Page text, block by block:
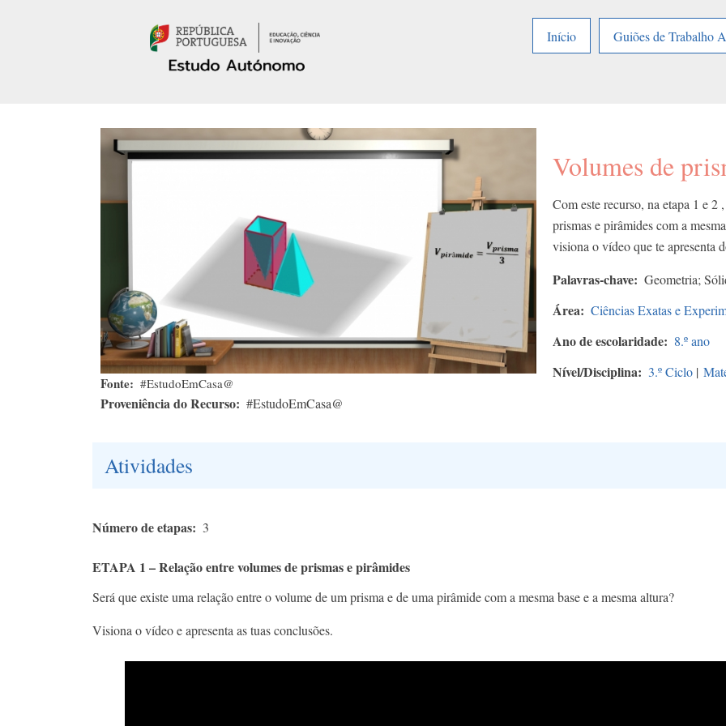
Início
Guiões de Trabalho
Fonte #EstudoEmCasa@
Proveniência do Recurso #EstudoEmCasa@
Volumes de
Com este recurso, na etapa 1 e 2
prismas e pirâmides com a
visiona o vídeo que te apresenta
Palavras-chave Geometria;
Área Ciências Exatas e
Ano de escolaridade 8.º ano
Nível/Disciplina 3.º Ciclo |
Atividades
Número de etapas 3
ETAPA 1 – Relação entre volumes de prismas e pirâmides
Será que existe uma relação entre o volume de um prisma e de uma pirâmide com a mesma base e a mesma altura?
Visiona o vídeo e apresenta as tuas conclusões.